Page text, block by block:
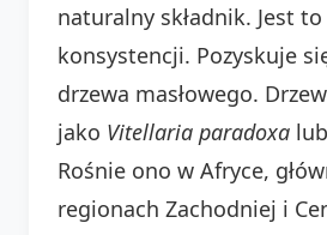
naturalny składnik. Jest
konsystencji. Pozyskuje
drzewa masłowego.
jako Vitellaria paradoxa lub
Rośnie ono w Afryce,
regionach Zachodniej i